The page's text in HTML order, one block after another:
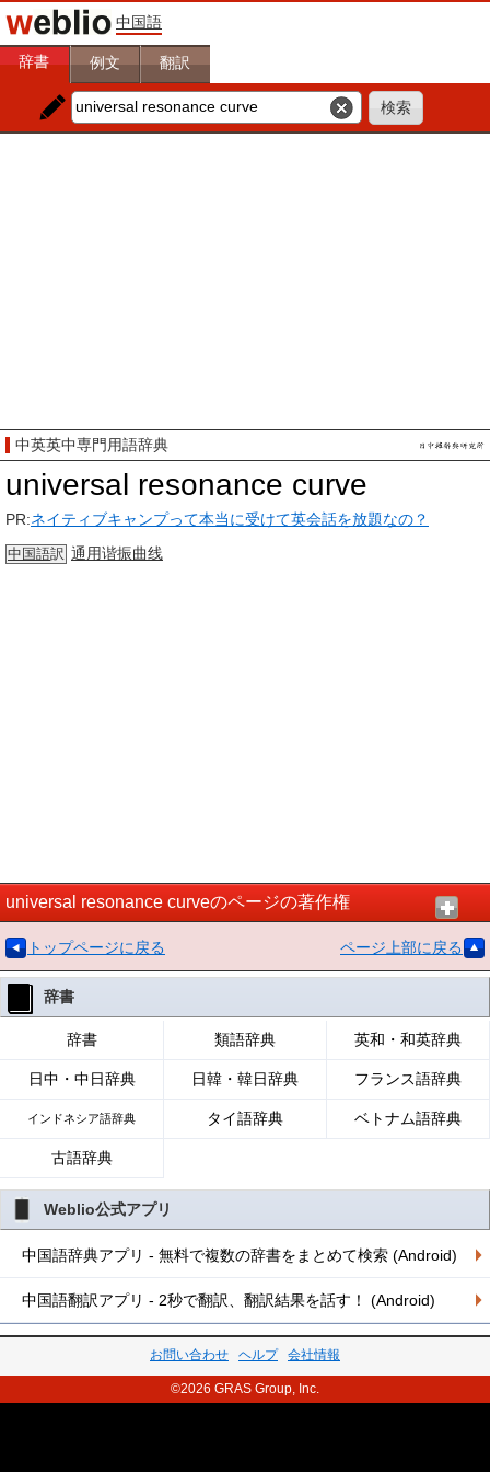
中国語
辞書 例文 翻訳
中英英中専門用語辞典
universal resonance curve
PR:ネイティブキャンプって本当に受けて英会話を放題なの？
中国語訳 通用谐振曲线
universal resonance curveのページの著作権
トップページに戻る ページ上部に戻る
辞書
辞書 類語辞典 英和・和英辞典
日中・中日辞典 日韓・韓日辞典 フランス語辞典
インドネシア語辞典 タイ語辞典 ベトナム語辞典
古語辞典
Weblio公式アプリ
中国語辞典アプリ - 無料で複数の辞書をまとめて検索 (Android)
中国語翻訳アプリ - 2秒で翻訳、翻訳結果を話す！ (Android)
お問い合わせ ヘルプ 会社情報
©2026 GRAS Group, Inc.